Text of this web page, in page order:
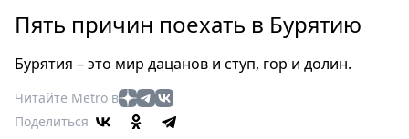
Россия
Здоровье
Еда
Туризм
Пять причин поехать в Бурятию
Бурятия – это мир дацанов и ступ, гор и долин.
Читайте Metro в
Поделиться